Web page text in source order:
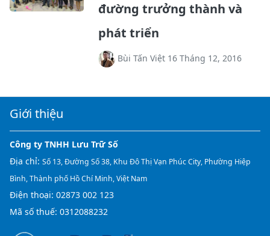
đường trưởng thành và
phát triển
Bùi Tấn Việt 16 Tháng 12, 2016
Giới thiệu
Công ty TNHH Lưu Trữ Số
Địa chỉ: Số 13, Đường Số 38, Khu Đô Thị Vạn Phúc City, Phường Hiệp
Bình, Thành phố Hồ Chí Minh, Việt Nam
Điện thoại: 02873 002 123
Mã số thuế: 0312088232